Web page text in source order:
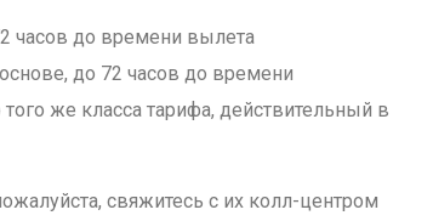
часов до времени вылета
до 72 часов до времени
же класса тарифа, действительный в
свяжитесь с их колл-центром